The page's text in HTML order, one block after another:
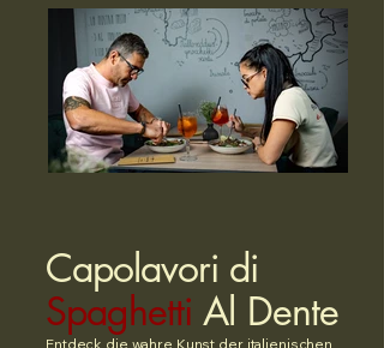
Capolavori di
SpaghettiAl Dente
Entdeck die wahre Kunst der italienischen